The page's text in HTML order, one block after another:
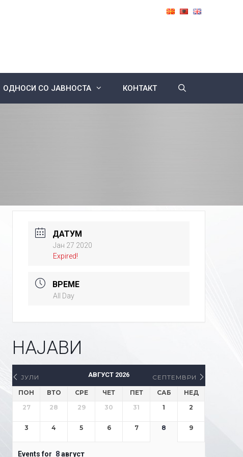
ОДНОСИ СО ЈАВНОСТА КОНТАКТ
ДАТУМ
Јан 27 2020
Expired!
ВРЕМЕ
All Day
НАЈАВИ
ЈУЛИ АВГУСТ 2026
СЕПТЕМВРИ
ПОН
ВТО СРЕ ЧЕТ ПЕТ САБ
НЕД
27
28 29 30 31 1 2
3 4 5 6 7 8 9
Events for 8август